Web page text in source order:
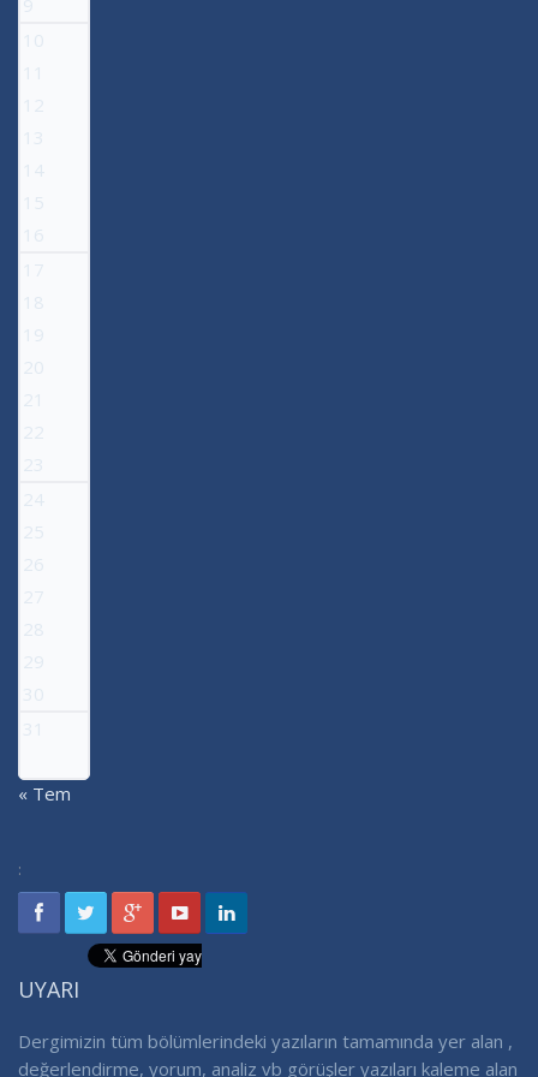
9
10
11
12
13
14
15
16
17
18
19
20
21
22
23
24
25
26
27
28
29
30
31
« Tem
:
UYARI
Dergimizin tüm bölümlerindeki yazıların tamamında yer alan ,
değerlendirme, yorum, analiz vb görüşler yazıları kaleme alan